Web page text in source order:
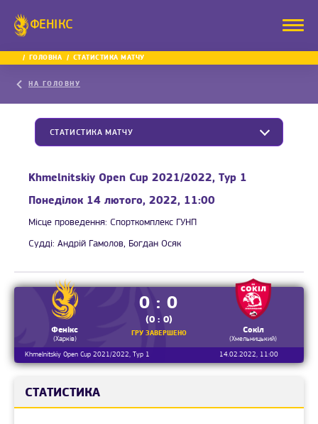
ФЕНІКС
ГОЛОВНА СТАТИСТИКА МАТЧУ
НА ГОЛОВНУ
СТАТИСТИКА МАТЧУ
Khmelnitskiy Open Cup 2021/2022, Тур 1
Понеділок 14 лютого, 2022, 11:00
Місце проведення: Спорткомплекс ГУНП
Судді: Андрій Гамолов, Богдан Осяк
Фенікс
(Харків)
0 : 0
(0 : 0)
ГРУ ЗАВЕРШЕНО Сокіл
(Хмельницький)
Khmelnitskiy Open Cup 2021/2022, Тур 1
14.02.2022, 11:00
СТАТИСТИКА